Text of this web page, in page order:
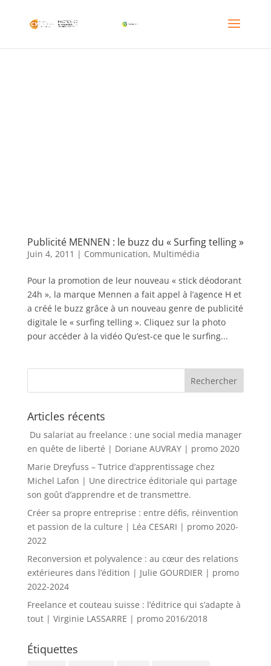
Publicité MENNEN : le buzz du « Surfing telling »
Juin 4, 2011 | Communication, Multimédia
Pour la promotion de leur nouveau « stick déodorant
24h », la marque Mennen a fait appel à l’agence H et
a créé le buzz grâce à un nouveau genre de publicité
digitale le « surfing telling ». Cliquez sur la photo
pour accéder à la vidéo Qu’est-ce que le surfing...
Articles récents
Du salariat au freelance : une social media manager
en quête de liberté | Doriane AUVRAY | promo 2020
Marie Dreyfuss – Tutrice d’apprentissage chez
Michel Lafon | Une directrice éditoriale qui partage
son goût d’apprendre et de transmettre.
Créer sa propre entreprise : entre défis, réinvention
et passion de la culture | Léa CESARI | promo 2020-
2022
Reconversion et polyvalence : au cœur des relations
extérieures dans l’édition | Julie GOURDIER | promo
2022-2024
Freelance et couteau suisse : l’éditrice qui s’adapte à
tout | Virginie LASSARRE | promo 2016/2018
Étiquettes